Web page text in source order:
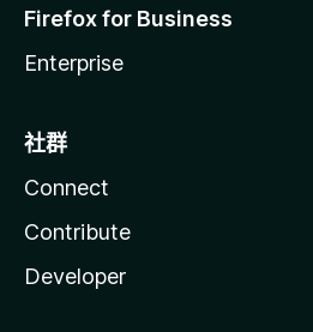
Firefox for Business
Enterprise
社群
Connect
Contribute
Developer